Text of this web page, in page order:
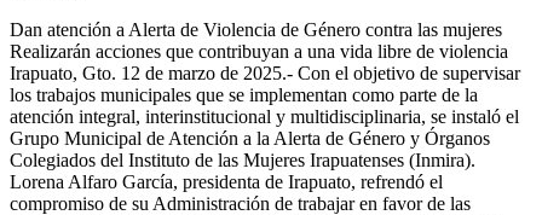
Dan atención a Alerta de Violencia de Género contra las mujeres
Realizarán acciones que contribuyan a una vida libre de violencia
Irapuato, Gto. 12 de marzo de 2025.- Con el objetivo de supervisar
los trabajos municipales que se implementan como parte de la
atención integral, interinstitucional y multidisciplinaria, se instaló el
Grupo Municipal de Atención a la Alerta de Género y Órganos
Colegiados del Instituto de las Mujeres Irapuatenses (Inmira).
Lorena Alfaro García, presidenta de Irapuato, refrendó el
compromiso de su Administración de trabajar en favor de las